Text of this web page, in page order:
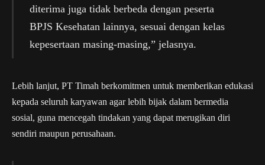
diterima juga tidak berbeda dengan peserta
BPJS Kesehatan lainnya, sesuai dengan kelas
kepesertaan masing-masing,” jelasnya.
Lebih lanjut, PT Timah berkomitmen untuk memberikan edukasi
kepada seluruh karyawan agar lebih bijak dalam bermedia
sosial, guna mencegah tindakan yang dapat merugikan diri
sendiri maupun perusahaan.